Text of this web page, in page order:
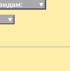
▼
▼